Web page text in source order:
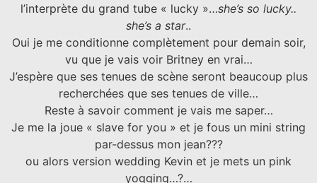
l’interprète du grand tube « lucky »…she’s so lucky..
she’s a star..
Oui je me conditionne complètement pour demain soir,
vu que je vais voir Britney en vrai…
J’espère que ses tenues de scène seront beaucoup plus
recherchées que ses tenues de ville…
Reste à savoir comment je vais me saper…
Je me la joue « slave for you » et je fous un mini string
par-dessus mon jean???
ou alors version wedding Kevin et je mets un pink
yogging…?…